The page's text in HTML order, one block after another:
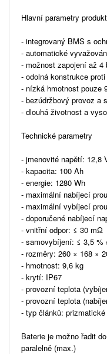
Hlavní parametry
- integrovaný BMS s
- automatické
- možnost zapojení až 4
- odolná konstrukce
- nízká hmotnost pouze
- bezúdržbový provoz a
- dlouhá životnost a
Technické parametry
- jmenovité napětí: 12,8
- kapacita: 100 Ah
- energie: 1280 Wh
- maximální nabíjecí
- maximální vybíjecí
- doporučené nabíjecí
- vnitřní odpor: ≤ 30 mΩ
- samovybíjení: ≤ 3,5 %
- rozměry: 260 × 168 ×
- hmotnost: 9,6 kg
- krytí: IP67
- provozní teplota
- provozní teplota
- typ článků: prizmatické
Baterie je možno řadit
paralelně (max.)